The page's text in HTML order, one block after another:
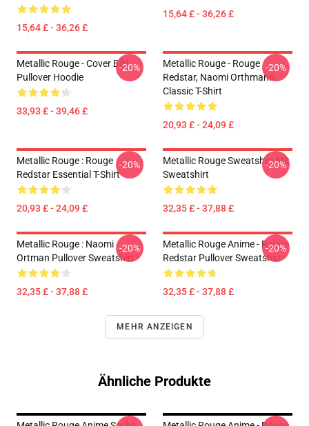
15,64 £ - 36,26 £
15,64 £ - 36,26 £
Metallic Rouge - Cover Bild
Pullover Hoodie
33,93 £ - 39,46 £
-20%
Metallic Rouge - Rouge
Redstar, Naomi Orthmann
Classic T-Shirt
20,93 £ - 24,09 £
-20%
Metallic Rouge : Rouge
Redstar Essential T-Shirt
20,93 £ - 24,09 £
-20%
Metallic Rouge Sweatshirt Mit
Sweatshirt
32,35 £ - 37,88 £
-20%
Metallic Rouge : Naomi
Ortman Pullover Sweatshirt
32,35 £ - 37,88 £
-20%
Metallic Rouge Anime - Rouge
Redstar Pullover Sweatshirt
32,35 £ - 37,88 £
-20%
MEHR ANZEIGEN
Ähnliche Produkte